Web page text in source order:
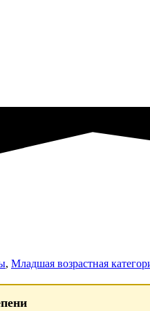
, Младшая возрастная